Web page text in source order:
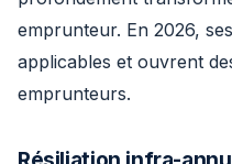
emprunteur. En 2026,
applicables et ouvrent
emprunteurs.